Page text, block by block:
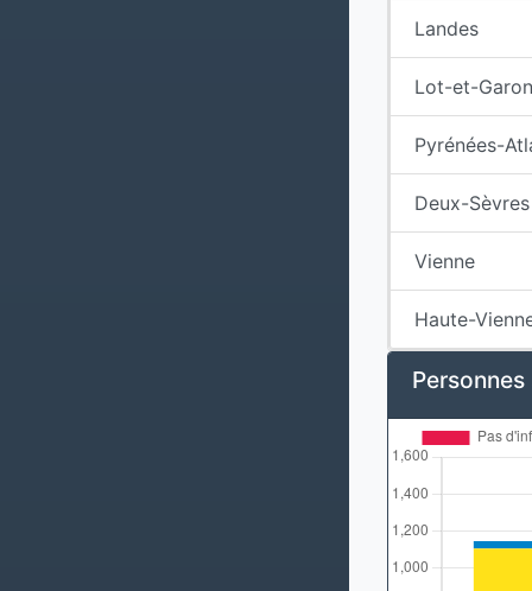
Landes
Lot-et-
Pyrénées-
Deux-Sèvres
Vienne
Haute-
Personnes